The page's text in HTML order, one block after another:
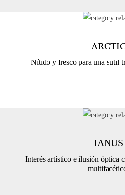
Nítido y fresco para una sutil
JANUS
Interés artístico e ilusión óptica